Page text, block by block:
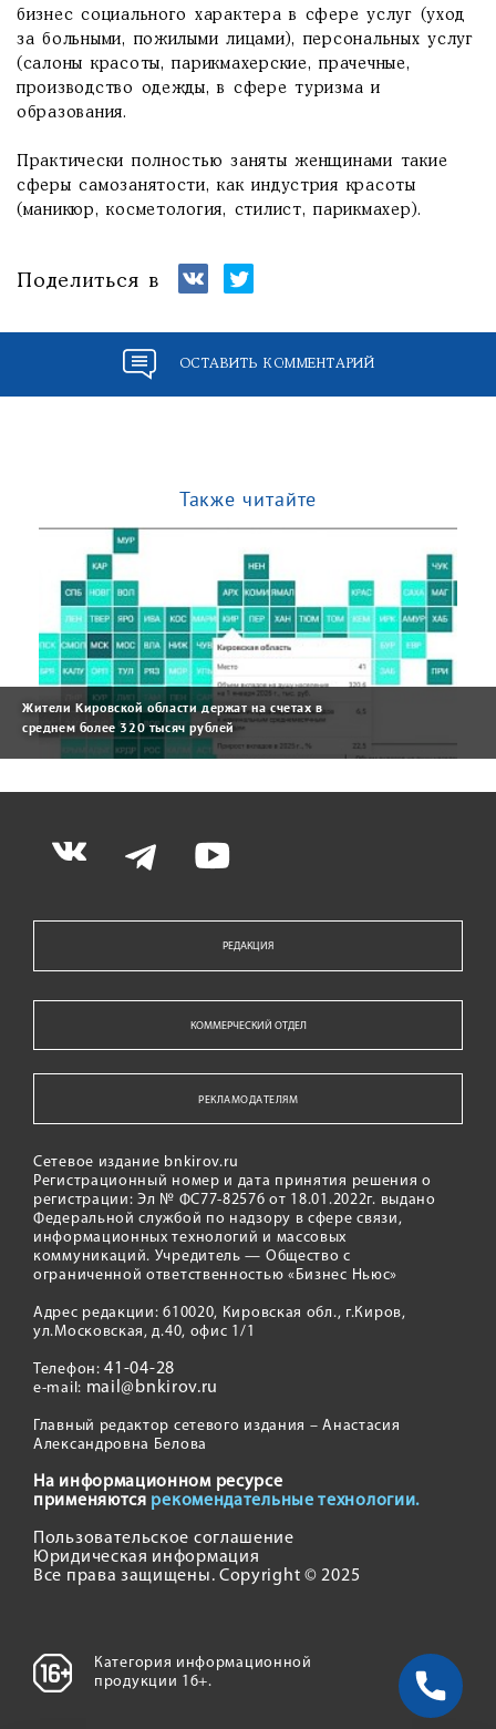
бизнес социального характера в сфере услуг (уход
за больными, пожилыми лицами), персональных услуг
(салоны красоты, парикмахерские, прачечные,
производство одежды, в сфере туризма и
образования.
Практически полностью заняты женщинами такие
сферы самозанятости, как индустрия красоты
(маникюр, косметология, стилист, парикмахер).
Поделиться в
ОСТАВИТЬ КОММЕНТАРИЙ
Также читайте
Жители Кировской области держат на счетах в
среднем более 320 тысяч рублей
РЕДАКЦИЯ
КОММЕРЧЕСКИЙ ОТДЕЛ
РЕКЛАМОДАТЕЛЯМ
Сетевое издание bnkirov.ru
Регистрационный номер и дата принятия решения о
регистрации: Эл № ФС77-82576 от 18.01.2022г. выдано
Федеральной службой по надзору в сфере связи,
информационных технологий и массовых
коммуникаций. Учредитель — Общество с
ограниченной ответственностью «Бизнес Ньюс»
Адрес редакции: 610020, Кировская обл., г.Киров,
ул.Московская, д.40, офис 1/1
Телефон:41-04-28
e-mail: mail@bnkirov.ru
Главный редактор сетевого издания – Анастасия
Александровна Белова
На информационном ресурсе
применяются рекомендательные технологии.
Пользовательское соглашение
Юридическая информация
Все права защищены. Copyright © 2025
Категория информационной
продукции 16+.